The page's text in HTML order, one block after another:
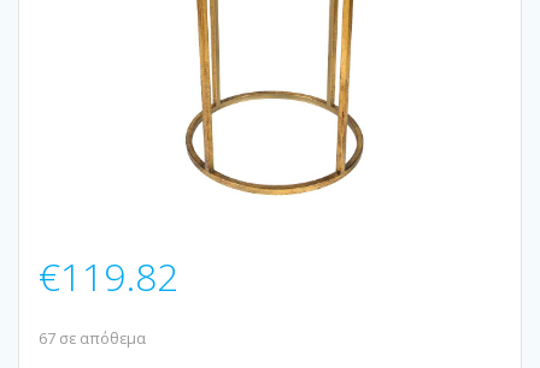
€119.82
67 σε απόθεμα